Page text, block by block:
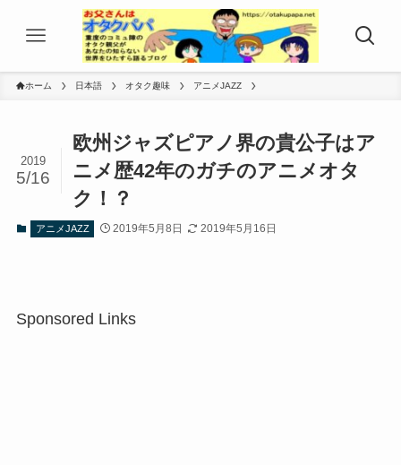
ホーム 日本語 オタク趣味 アニメJAZZ
欧州ジャズピアノ界の貴公子はア
ニメ歴42年のガチのアニメオタ
ク！？
2019
5/16
アニメJAZZ 2019年5月8日 2019年5月16日
Sponsored Links